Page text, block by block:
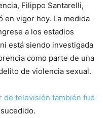
Filippo Santarelli,
en vigor hoy. La medida
a los estadios
está siendo investigada
como parte de una
de violencia sexual.
de televisión también fue